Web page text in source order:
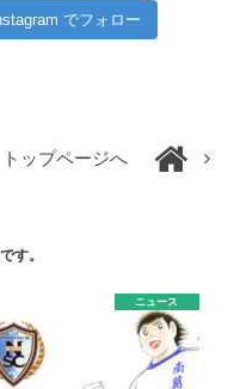
でフォロー
トップページへ
す。
ニュース